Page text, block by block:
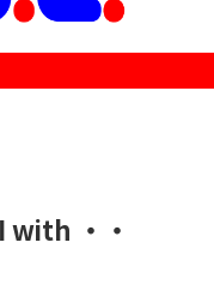
with ・・